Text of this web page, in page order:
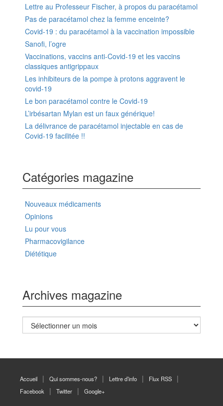
Lettre au Professeur Fischer, à propos du paracétamol
Pas de paracétamol chez la femme enceinte?
Covid-19 : du paracétamol à la vaccination impossible
Sanofi, l’ogre
Vaccinations, vaccins anti-Covid-19 et les vaccins
classiques antigrippaux
Les inhibiteurs de la pompe à protons aggravent le
covid-19
Le bon paracétamol contre le Covid-19
L’irbésartan Mylan est un faux générique!
La délivrance de paracétamol injectable en cas de
Covid-19 facilitée !!
Catégories magazine
Nouveaux médicaments
Opinions
Lu pour vous
Pharmacovigilance
Diététique
Archives magazine
Archives
magazine
Accueil Qui sommes-nous? Lettre d’info
Flux RSS
Facebook
Twitter Google+